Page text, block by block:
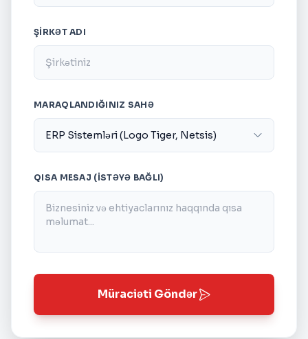
ŞIRKƏT ADI
MARAQLANDIĞINIZ SAHƏ
QISA MESAJ (İSTƏYƏ BAĞLI)
Müraciəti Göndər